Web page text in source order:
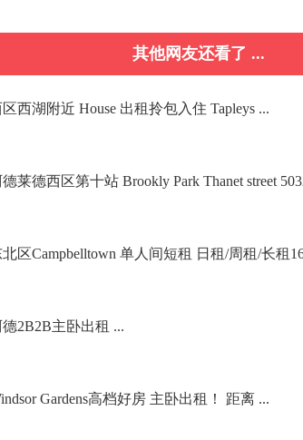
其他网友还看了 ...
西湖附近 House 出租拎包入住 Tapleys ...
德莱德西区第十站 Brookly Park Thanet street
北区Campbelltown 单人间短租 日租/周租/长租
德2B2B主卧出租 ...
Gardens高档好房 主卧出租！ 距离 ...